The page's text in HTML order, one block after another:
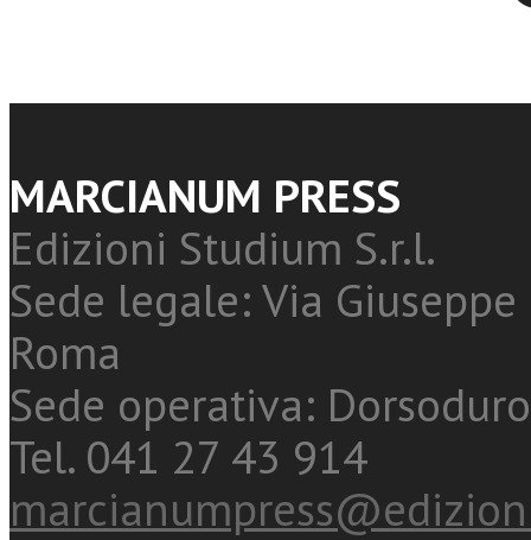
MARCIANUM PRESS
Edizioni Studium S.r.l.
Sede legale: Via
Roma
Sede operativa:
Tel. 041 27 43 914